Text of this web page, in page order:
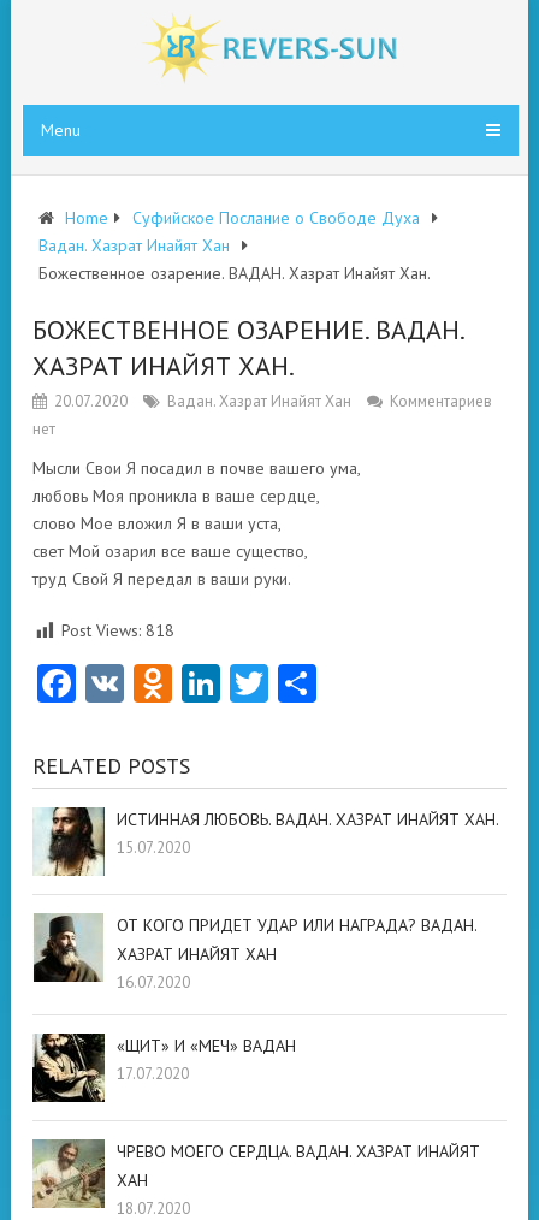
Menu
Home
Суфийское Послание о Свободе Духа
Вадан. Хазрат Инайят Хан
Божественное озарение. ВАДАН. Хазрат Инайят Хан.
БОЖЕСТВЕННОЕ ОЗАРЕНИЕ. ВАДАН.
ХАЗРАТ ИНАЙЯТ ХАН.
20.07.2020 Вадан. Хазрат Инайят Хан
Комментариев
нет
Мысли Свои Я посадил в почве вашего ума,
любовь Моя проникла в ваше сердце,
слово Мое вложил Я в ваши уста,
свет Мой озарил все ваше существо,
труд Свой Я передал в ваши руки.
Post Views: 818
Facebook
VK Odnoklassniki
LinkedIn
Twitter
RELATED POSTS
ИСТИННАЯ ЛЮБОВЬ. ВАДАН. ХАЗРАТ ИНАЙЯТ ХАН.
15.07.2020
ОТ КОГО ПРИДЕТ УДАР ИЛИ НАГРАДА? ВАДАН.
ХАЗРАТ ИНАЙЯТ ХАН
16.07.2020
«ЩИТ» И «МЕЧ» ВАДАН
17.07.2020
ЧРЕВО МОЕГО СЕРДЦА. ВАДАН. ХАЗРАТ ИНАЙЯТ
ХАН
18.07.2020